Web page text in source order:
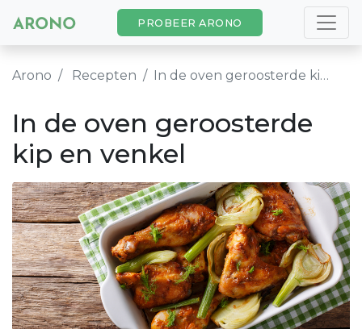
PROBEER ARONO
Arono Recepten In de oven geroosterde kip en venkel
In de oven geroosterde
kip en venkel